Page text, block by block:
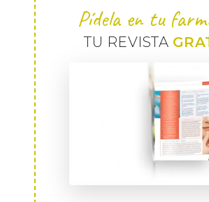
Pídela en tu
TU REVISTA